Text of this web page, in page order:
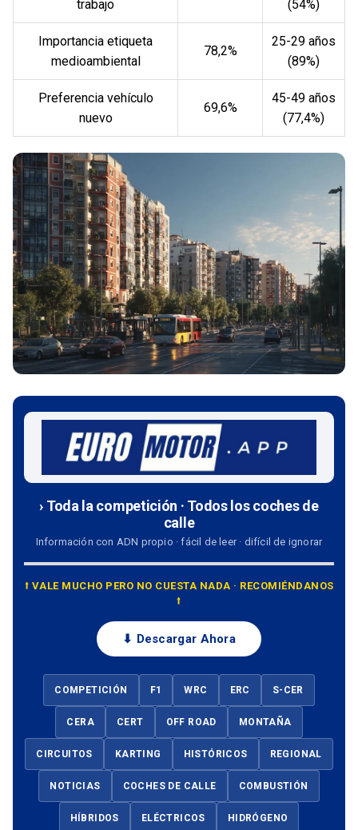
trabajo
(54%)
Importancia etiqueta
medioambiental
78,2%
25-29 años
(89%)
Preferencia vehículo
nuevo
69,6%
45-49 años
(77,4%)
› Toda la competición · Todos los coches de
calle
Información con ADN propio · fácil de leer · difícil de ignorar
⭡ VALE MUCHO PERO NO CUESTA NADA · RECOMIÉNDANOS
⭡
⬇ Descargar Ahora
COMPETICIÓN F1 WRC ERC S-CER
CERA CERT OFF ROAD MONTAÑA
CIRCUITOS KARTING HISTÓRICOS REGIONAL
NOTICIAS COCHES DE CALLE COMBUSTIÓN
HÍBRIDOS ELÉCTRICOS HIDRÓGENO